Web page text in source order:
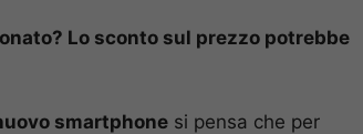
Lo sconto sul prezzo potrebbe
smartphone si pensa che per